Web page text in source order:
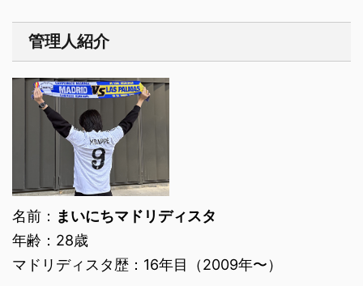
管理人紹介
名前： まいにちマドリディスタ
年齢：28歳
マドリディスタ歴：16年目（2009年〜）